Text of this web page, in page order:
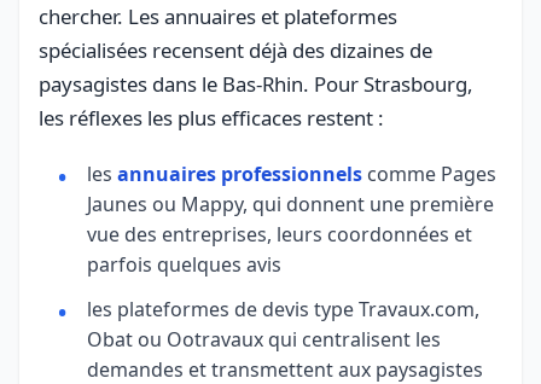
chercher. Les annuaires et plateformes
spécialisées recensent déjà des dizaines de
paysagistes dans le Bas-Rhin. Pour Strasbourg,
les réflexes les plus efficaces restent :
les annuaires professionnels comme Pages
Jaunes ou Mappy, qui donnent une première
vue des entreprises, leurs coordonnées et
parfois quelques avis
les plateformes de devis type Travaux.com,
Obat ou Ootravaux qui centralisent les
demandes et transmettent aux paysagistes